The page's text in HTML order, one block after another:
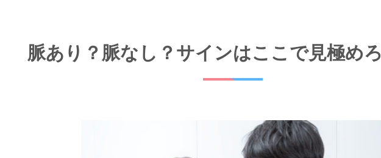
脈あり？脈なし？サインはここで見極めろ